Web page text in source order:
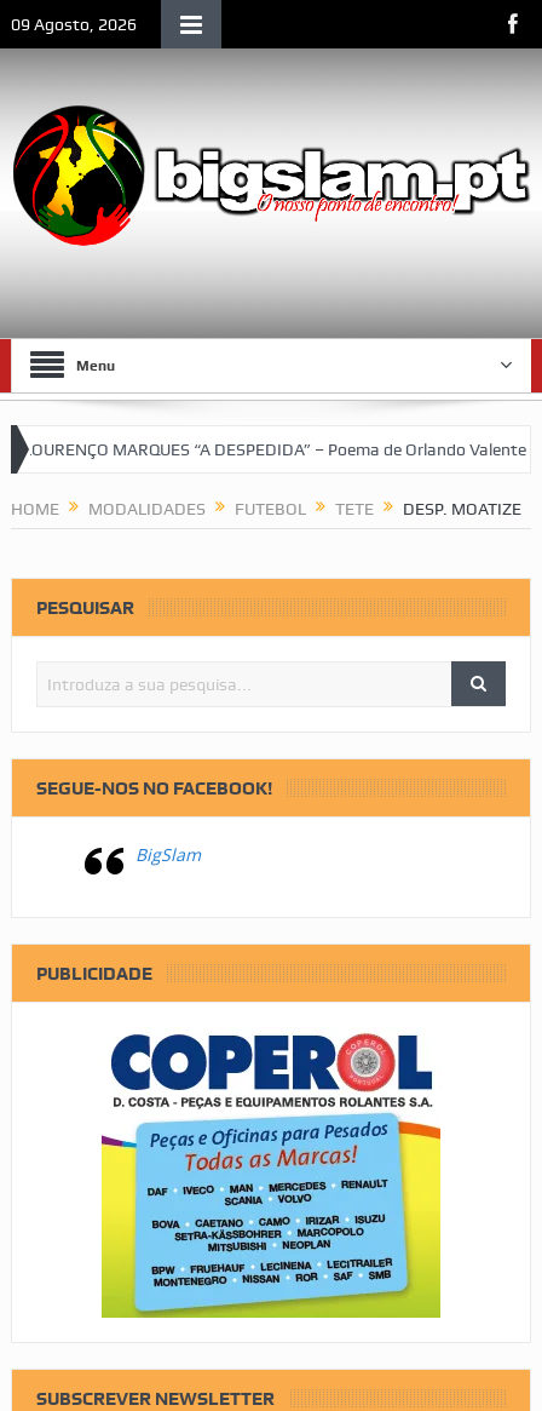
09 Agosto, 2026
Menu
LOURENÇO MARQUES “A DESPEDIDA” – Poema de Orlando Valente
HOME MODALIDADES FUTEBOL TETE DESP. MOATIZE
PESQUISAR
SEGUE-NOS NO FACEBOOK!
BigSlam
PUBLICIDADE
SUBSCREVER NEWSLETTER